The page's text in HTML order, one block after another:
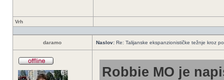
Vrh
daramo Naslov: Re: Talijanske ekspanzionističke težnje kroz
Robbie MO je